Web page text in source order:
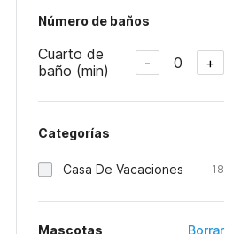
Número de baños
Cuarto de
baño (min)
- 0 +
Categorías
Casa De Vacaciones 18
Mascotas Borrar